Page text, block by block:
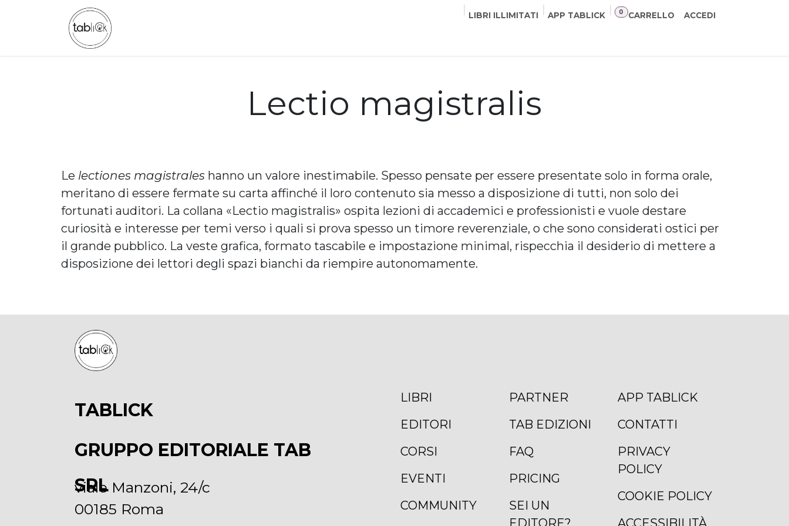
Passa al contenuto LIBRI ILLIMITATI APP TABLICK CARRELLO
0 ACCEDI
Lectio magistralis
Le lectiones magistrales hanno un valore inestimabile. Spesso pensate per essere presentate solo in forma orale,
meritano di essere fermate su carta affinché il loro contenuto sia messo a disposizione di tutti, non solo dei
fortunati auditori. La collana «Lectio magistralis» ospita lezioni di accademici e professionisti e vuole destare
curiosità e interesse per temi verso i quali si prova spesso un timore reverenziale, o che sono considerati ostici per
il grande pubblico. La veste grafica, formato tascabile e impostazione minimal, rispecchia il desiderio di mettere a
disposizione dei lettori degli spazi bianchi da riempire autonomamente.
viale Manzoni, 24/c
00185 Roma
APP TABLICK
CONTATTI
PRIVACY
POLICY
COOKIE POLICY
ACCESSIBILITÀ
PARTNER
TAB EDIZIONI
FAQ
PRICING
SEI UN
EDITORE?
LIBRI
EDITORI
CORSI
EVENTI
COMMUNITY
TABLICK
GRUPPO EDITORIALE TAB
SRL